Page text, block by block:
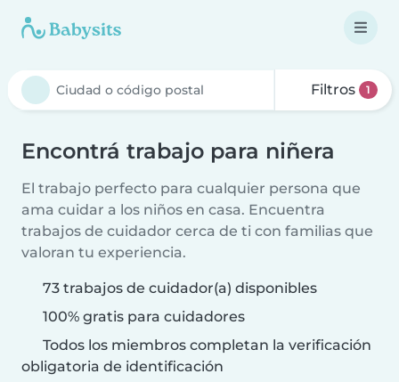
Filtros 1
Encontrá trabajo para niñera
El trabajo perfecto para cualquier persona que
ama cuidar a los niños en casa. Encuentra
trabajos de cuidador cerca de ti con familias que
valoran tu experiencia.
73 trabajos de cuidador(a) disponibles
100% gratis para cuidadores
Todos los miembros completan la verificación
obligatoria de identificación